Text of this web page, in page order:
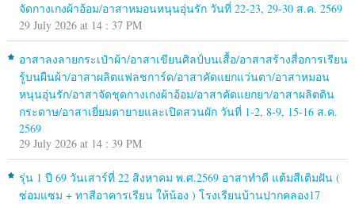
จัดกางเกงผ้าอ้อม/อาสาหมอนหนุนอุ่นรัก วันที่ 22-23, 29-30 ส.ค. 2569
29 July 2026 at 14 : 37 PM
อาสาลงลายกระเป๋าผ้า/อาสาเขียนศิลป์บนเสื้อ/อาสาสร้างสื่อการเรียน
รู้บนผืนผ้า/อาสาผลิตแฟลชการ์ด/อาสาคัดแยกแว่นตา/อาสาหมอน
หนุนอุ่นรัก/อาสาจัดชุดกางเกงผ้าอ้อม/อาสาคัดแยกยา/อาสาผลิตดิน
กระดาษ/อาสาเยี่ยมตายายและเปิดสวนผัก วันที่ 1-2, 8-9, 15-16 ส.ค.
2569
29 July 2026 at 14 : 39 PM
รุ่น 1 ปี 69 วันเสาร์ที่ 22 สิงหาคม พ.ศ.2569 อาสาทำดี แต้มสีเติมฝัน (
ซ่อมแซม + ทาสีอาคารเรียน ให้น้อง ) โรงเรียนบ้านปากคลอง17